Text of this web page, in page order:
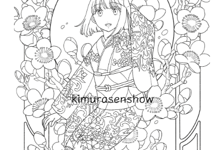
ぬり絵の裏面にあるさくらちゃんのプロフィー
ルを参考に、ももちゃんにぴったりなキモノの
色を塗ったり、ひながたをデザインしたりして
みましょう。
◎商品の特徴◎
1. 伝統的な手描京友禅のキモノを創作する木村
染匠が、自社に蓄積された膨大な図案とものづ
くりのノウハウを活かしてお届けするキモノの